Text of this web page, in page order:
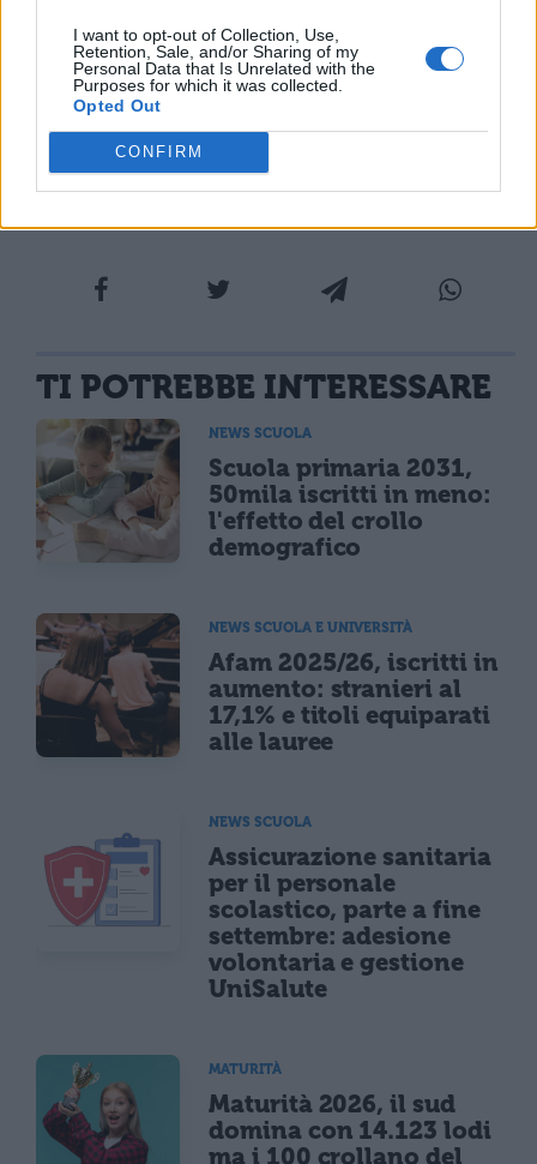
I want to opt-out of Collection, Use,
Retention, Sale, and/or Sharing of my
Personal Data that Is Unrelated with the
Purposes for which it was collected.
Opted Out
CONFIRM
Come richiedere una borsa di studio
Tasse universitarie: tutte le detrazioni
TI POTREBBE INTERESSARE
NEWS SCUOLA
Scuola primaria 2031,
50mila iscritti in meno:
l'effetto del crollo
demografico
NEWS SCUOLA E UNIVERSITÀ
Afam 2025/26, iscritti in
aumento: stranieri al
17,1% e titoli equiparati
alle lauree
NEWS SCUOLA
Assicurazione sanitaria
per il personale
scolastico, parte a fine
settembre: adesione
volontaria e gestione
UniSalute
MATURITÀ
Maturità 2026, il sud
domina con 14.123 lodi
ma i 100 crollano del